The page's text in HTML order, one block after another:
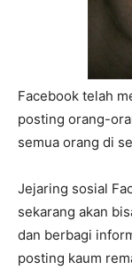
Facebook telah
posting orang-
semua orang di
Jejaring sosial
sekarang akan
dan berbagi
posting kaum